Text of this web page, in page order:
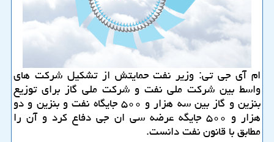
ام آی جی تی: وزیر نفت حمایتش از تشكیل شركت های
واسط بین شركت ملی نفت و شركت ملی گاز برای توزیع
بنزین و گاز بین سه هزار و ۵۰۰ جایگاه نفت و بنزین و دو
هزار و ۵۰۰ جایگه عرضه سی ان جی دفاع كرد و آن را
مطابق با قانون نفت دانست.